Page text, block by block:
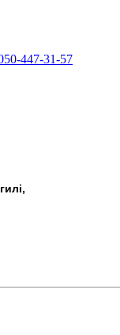
447-31-57